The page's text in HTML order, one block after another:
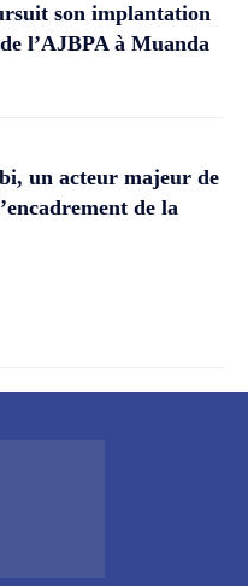
son implantation
l’AJBPA à Muanda
un acteur majeur de
de la